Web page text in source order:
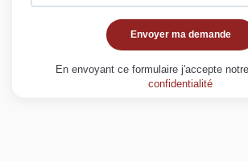
Envoyer ma demande
En envoyant ce formulaire j'accepte notre
confidentialité